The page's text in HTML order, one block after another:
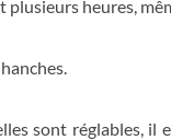
heures,
sont réglables, il